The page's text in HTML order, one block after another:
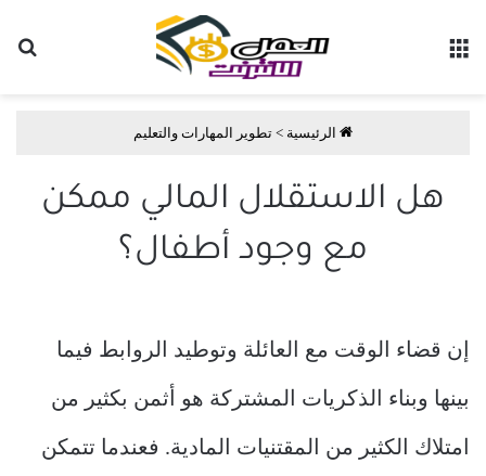
الرئيسية > تطوير المهارات والتعليم
هل الاستقلال المالي ممكن
مع وجود أطفال؟
إن قضاء الوقت مع العائلة وتوطيد الروابط فيما
بينها وبناء الذكريات المشتركة هو أثمن بكثير من
امتلاك الكثير من المقتنيات المادية. فعندما تتمكن